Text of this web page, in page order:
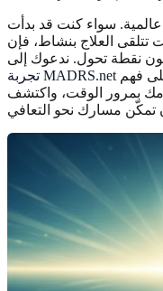
سواء كنت قد بدأت
العلاج بنشاط، فإن
نقطة تحول. ندعوك إلى
فهم
بمرور الوقت، واكتشف